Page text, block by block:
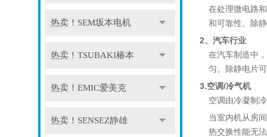
热卖！SEM坂本电机
热卖！TSUBAKI椿本
热卖！EMIC爱美克
热卖！SENSEZ静雄
在处理微电路
和可靠性。除
2、汽车行业
在汽车制造中
匀。除静电片
3.空调/冷气机
空调由冷凝制
当室内机从房
热交换性能无